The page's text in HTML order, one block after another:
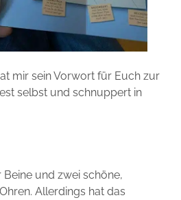
mir sein Vorwort für Euch zur
selbst und schnuppert in
Beine und zwei schöne,
Allerdings hat das